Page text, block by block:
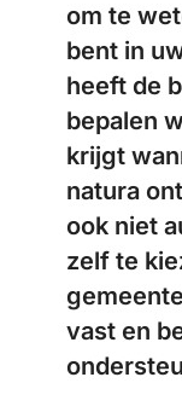
om te
bent in
heeft de
bepalen
krijgt
natura
ook niet
zelf te
vast en